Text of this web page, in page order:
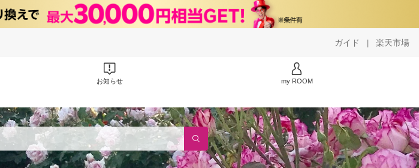
ガイド | 楽天市場
お知らせ my ROOM